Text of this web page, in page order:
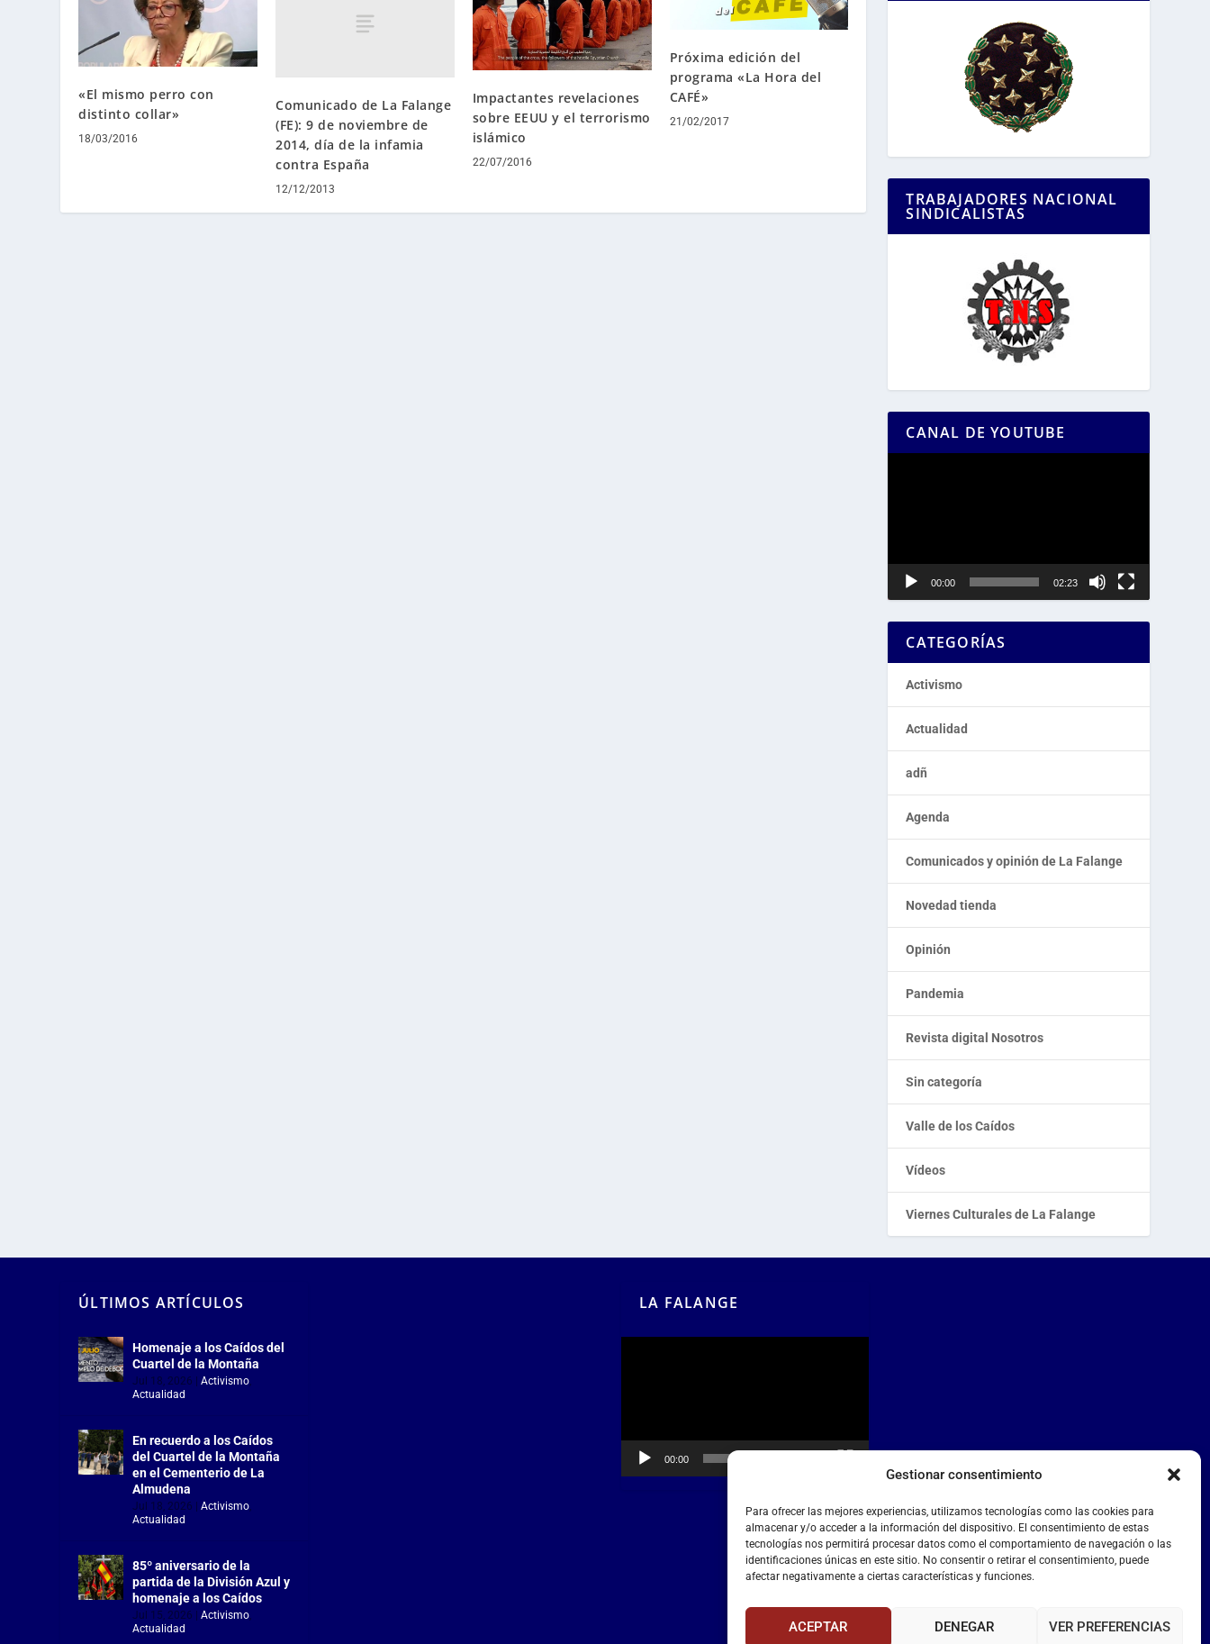
Gestionar consentimiento
Para ofrecer las mejores experiencias, utilizamos tecnologías como las cookies para
almacenar y/o acceder a la información del dispositivo. El consentimiento de estas
tecnologías nos permitirá procesar datos como el comportamiento de navegación o las
identificaciones únicas en este sitio. No consentir o retirar el consentimiento, puede
afectar negativamente a ciertas características y funciones.
ACEPTAR DENEGAR VER PREFERENCIAS
«El mismo perro con
distinto collar»
18/03/2016
Comunicado de La Falange
(FE): 9 de noviembre de
2014, día de la infamia
contra España
12/12/2013
Impactantes revelaciones
sobre EEUU y el terrorismo
islámico
22/07/2016
Próxima edición del
programa «La Hora del
CAFÉ»
21/02/2017
TRABAJADORES NACIONAL
SINDICALISTAS
CANAL DE YOUTUBE
00:00 02:23
CATEGORÍAS
Activismo
Actualidad
adñ
Agenda
Comunicados y opinión de La Falange
Novedad tienda
Opinión
Pandemia
Revista digital Nosotros
Sin categoría
Valle de los Caídos
Vídeos
Viernes Culturales de La Falange
ÚLTIMOS ARTÍCULOS
Homenaje a los Caídos del
Cuartel de la Montaña
Jul 18, 2026 |Activismo,
Actualidad
En recuerdo a los Caídos
del Cuartel de la Montaña
en el Cementerio de La
Almudena
Jul 18, 2026 |Activismo,
Actualidad
85º aniversario de la
partida de la División Azul y
homenaje a los Caídos
Jul 15, 2026 |Activismo,
Actualidad
LA FALANGE
00:00